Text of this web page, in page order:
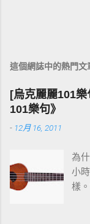
這個網誌中的熱門文
[烏克麗麗101
101樂句》
- 12月 16, 2011
為
小
樣
的